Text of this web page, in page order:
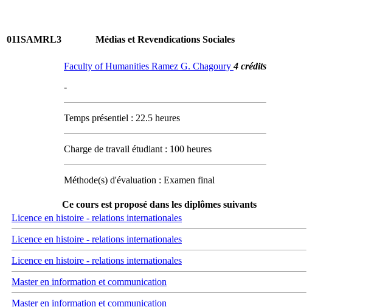
011SAMRL3 Médias et Revendications Sociales
Faculty of Humanities Ramez G. Chagoury4 crédits
-
Temps présentiel : 22.5 heures
Charge de travail étudiant : 100 heures
Méthode(s) d'évaluation : Examen final
Ce cours est proposé dans les diplômes suivants
Licence en histoire - relations internationales
Licence en histoire - relations internationales
Licence en histoire - relations internationales
Master en information et communication
Master en information et communication